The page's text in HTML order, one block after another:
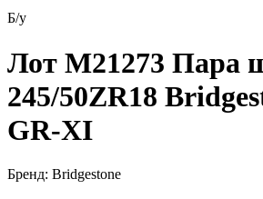
Б/у
Лот M21273 Пара
245/50ZR18
GR-XI
Бренд: Bridgestone